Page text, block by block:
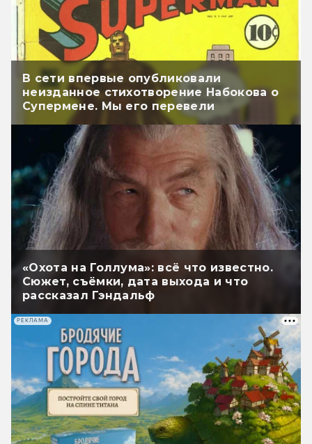
В сети впервые опубликовали
неизданное стихотворение Набокова о
Супермене. Мы его перевели
«Охота на Голлума»: всё что известно.
Сюжет, съёмки, дата выхода и что
рассказал Гэндальф
РЕКЛАМА